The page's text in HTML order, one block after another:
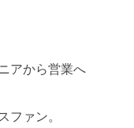
アから営業へ
ファン。